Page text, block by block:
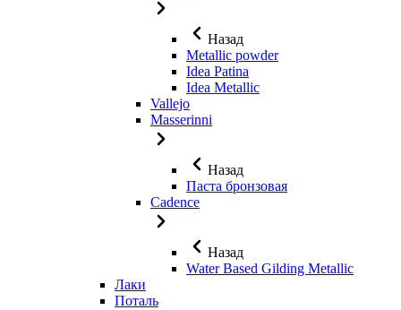
Назад
Metallic powder
Idea Patina
Idea Metallic
Vallejo
Masserinni
Назад
Паста бронзовая
Cadence
Назад
Water Based Gilding Metallic
Лаки
Поталь